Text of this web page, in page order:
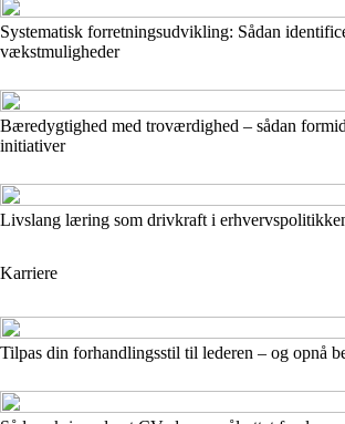
Systematisk forretningsudvikling: Sådan
vækstmuligheder
Bæredygtighed med troværdighed – sådan
initiativer
Livslang læring som drivkraft i
Karriere
Tilpas din forhandlingsstil til lederen – og opnå